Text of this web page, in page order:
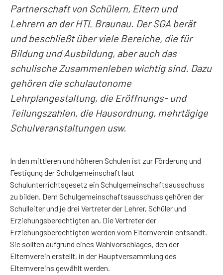
Partnerschaft von Schülern, Eltern und
Lehrern an der HTL Braunau. Der SGA berät
und beschließt über viele Bereiche, die für
Bildung und Ausbildung, aber auch das
schulische Zusammenleben wichtig sind. Dazu
gehören die schulautonome
Lehrplangestaltung, die Eröffnungs- und
Teilungszahlen, die Hausordnung, mehrtägige
Schulveranstaltungen usw.
In den mittleren und höheren Schulen ist zur Förderung und
Festigung der Schulgemeinschaft laut
Schulunterrichtsgesetz ein Schulgemeinschaftsausschuss
zu bilden. Dem Schulgemeinschaftsausschuss gehören der
Schulleiter und je drei Vertreter der Lehrer, Schüler und
Erziehungsberechtigten an. Die Vertreter der
Erziehungsberechtigten werden vom Elternverein entsandt.
Sie sollten aufgrund eines Wahlvorschlages, den der
Elternverein erstellt, in der Hauptversammlung des
Elternvereins gewählt werden.